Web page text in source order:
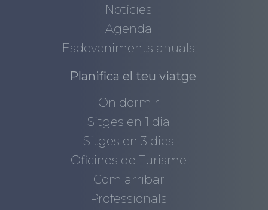
Notícies
Agenda
Esdeveniments anuals
Planifica el teu viatge
On dormir
Sitges en 1 dia
Sitges en 3 dies
Oficines de Turisme
Com arribar
Professionals